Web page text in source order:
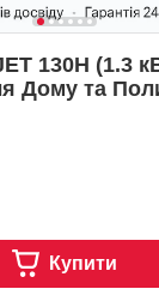
130H (1.3
Дому та
Купити